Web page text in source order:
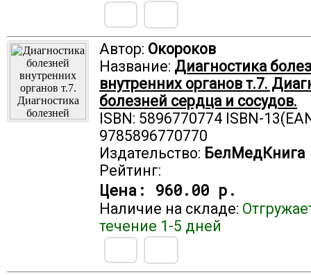
Автор: Окороков
Название: Диагностика
внутренних органов т.7.
болезней сердца и сосудов.
ISBN: 5896770774 ISBN-
9785896770770
Издательство: БелМедКнига
Рейтинг:
Цена: 960.00 р.
Наличие на складе:
течение 1-5 дней